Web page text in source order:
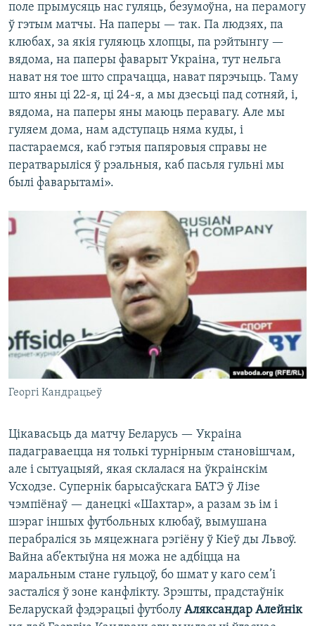
поле прымусяць нас гуляць, безумоўна, на перамогу
ў гэтым матчы. На паперы — так. Па людзях, па
клюбах, за якія гуляюць хлопцы, па рэйтынгу —
вядома, на паперы фаварыт Украіна, тут нельга
нават ня тое што спрачацца, нават пярэчыць. Таму
што яны ці 22-я, ці 24-я, а мы дзесьці пад сотняй, і,
вядома, на паперы яны маюць перавагу. Але мы
гуляем дома, нам адступаць няма куды, і
пастараемся, каб гэтыя папяровыя справы не
ператварыліся ў рэальныя, каб пасьля гульні мы
былі фаварытамі».
Георгі Кандрацьеў
Цікавасьць да матчу Беларусь — Украіна
падаграваецца ня толькі турнірным становішчам,
але і сытуацыяй, якая склалася на ўкраінскім
Усходзе. Супернік барысаўскага БАТЭ ў Лізе
чэмпіёнаў — данецкі «Шахтар», а разам зь ім і
шэраг іншых футбольных клюбаў, вымушана
перабраліся зь мяцежнага рэгіёну ў Кіеў ды Львоў.
Вайна аб’ектыўна ня можа не адбіцца на
маральным стане гульцоў, бо шмат у каго сем’і
засталіся ў зоне канфлікту. Зрэшты, прадстаўнік
Беларускай фэдэрацыі футболу Аляксандар Алейнік